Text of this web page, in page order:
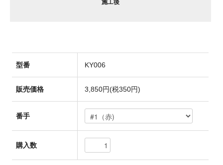
施工後
型番 KY006
販売価格 3,850円(税350円)
番手
購入数